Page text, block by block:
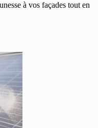
à vos façades tout en